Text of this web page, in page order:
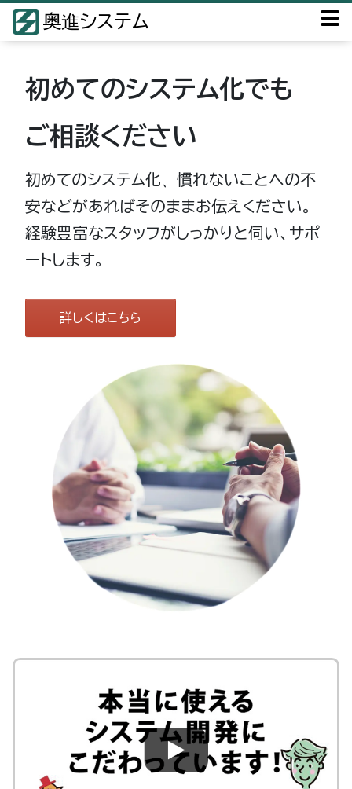
奥進システム
初めてのシステム化でも
ご相談ください
初めてのシステム化、慣れないことへの不
安などがあればそのままお伝えください。
経験豊富なスタッフがしっかりと伺い、サポ
ートします。
詳しくはこちら